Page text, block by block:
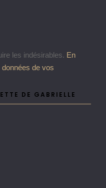
les indésirables. En
de vos
DE GABRIELLE